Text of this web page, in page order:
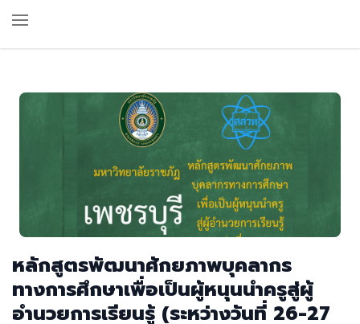
หลักสูตรพัฒนาศักยภาพบุคลากร
ทางการศึกษาเพื่อเป็นผู้หนุนนำครูสู่ผู้
อำนวยการเรียนรู้ (ระหว่างวันที่ 26-27